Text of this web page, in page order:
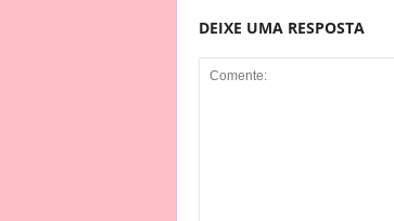
DEIXE UMA RESPOSTA